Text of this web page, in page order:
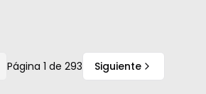
Página 1 de 293 Siguiente